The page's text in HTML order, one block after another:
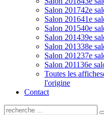
Salon 201742e
Salon 201641e
Salon 201540e
Salon 201439e
Salon 201338e
Salon 201237e
Salon 201136e
Toutes les affiches
l'origine
Contact